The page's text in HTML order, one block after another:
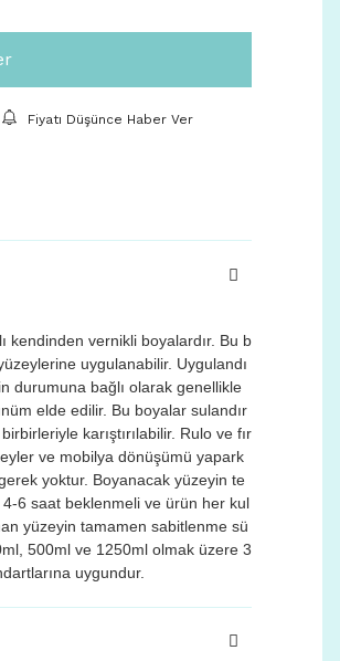
Fiyatı Düşünce Haber Ver
kendinden vernikli boyalardır. Bu b
uygulanabilir. Uygulandı
durumuna bağlı olarak genellikle
elde edilir. Bu boyalar sulandır
karıştırılabilir. Rulo ve fır
ve mobilya dönüşümü yapark
yoktur. Boyanacak yüzeyin te
6 saat beklenmeli ve ürün her kul
yüzeyin tamamen sabitlenme sü
500ml ve 1250ml olmak üzere 3
uygundur.